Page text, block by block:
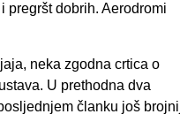
pregršt dobrih. Aerodromi
neka zgodna crtica o
U prethodna dva
članku još